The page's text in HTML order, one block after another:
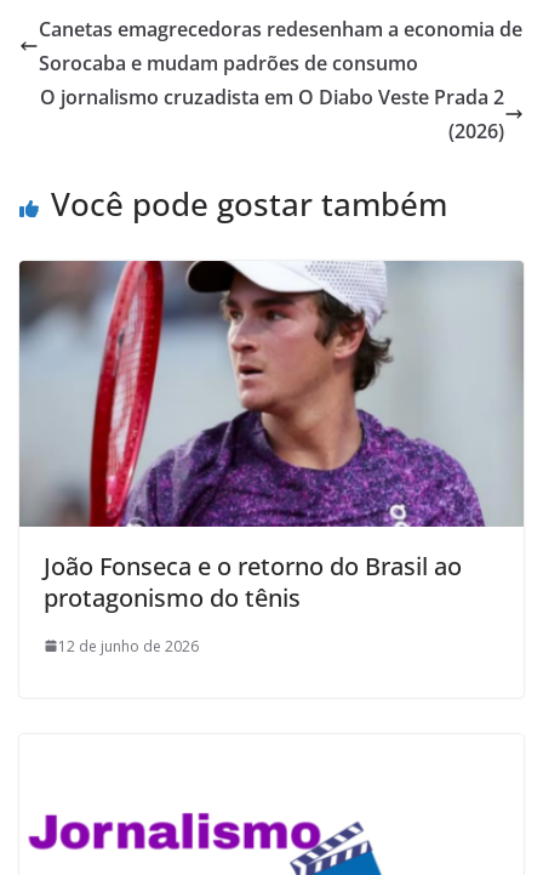
Canetas emagrecedoras redesenham a economia de
Sorocaba e mudam padrões de consumo
O jornalismo cruzadista em O Diabo Veste Prada 2
(2026)
Você pode gostar também
João Fonseca e o retorno do Brasil ao
protagonismo do tênis
12 de junho de 2026